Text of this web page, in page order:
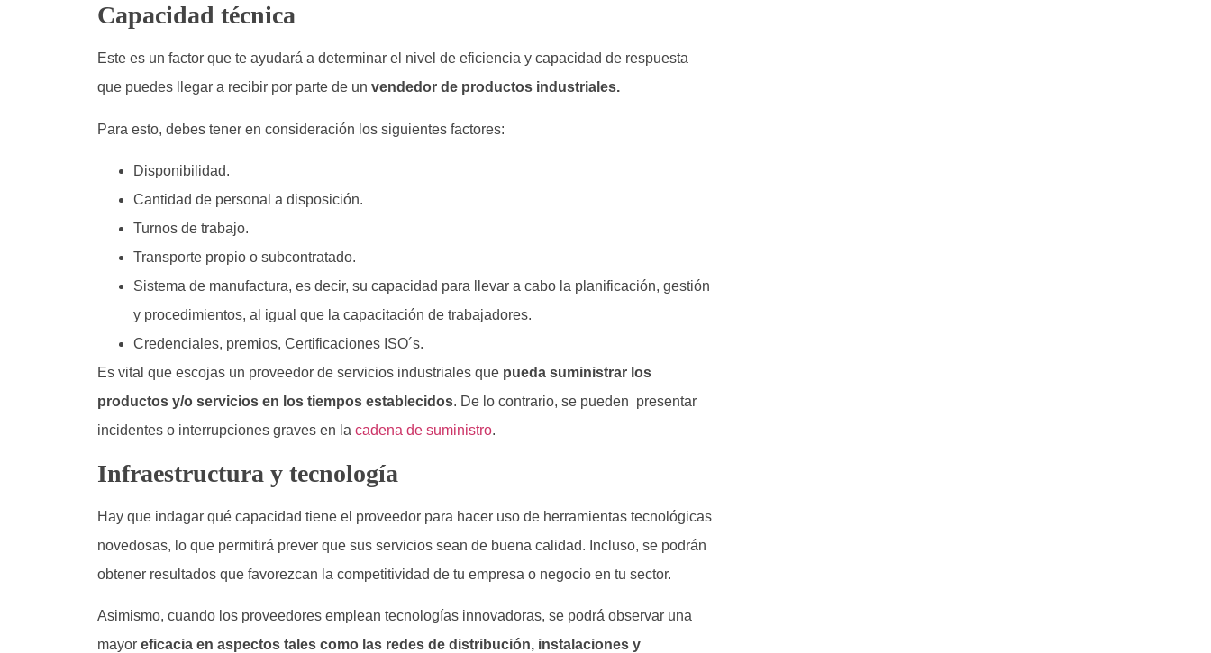
Capacidad técnica
Este es un factor que te ayudará a determinar el nivel de eficiencia y capacidad de respuesta
que puedes llegar a recibir por parte de un vendedor de productos industriales.
Para esto, debes tener en consideración los siguientes factores:
Disponibilidad.
Cantidad de personal a disposición.
Turnos de trabajo.
Transporte propio o subcontratado.
Sistema de manufactura, es decir, su capacidad para llevar a cabo la planificación, gestión
y procedimientos, al igual que la capacitación de trabajadores.
Credenciales, premios, Certificaciones ISO´s.
Es vital que escojas un proveedor de servicios industriales que pueda suministrar los
productos y/o servicios en los tiempos establecidos. De lo contrario, se pueden presentar
incidentes o interrupciones graves en la cadena de suministro.
Infraestructura y tecnología
Hay que indagar qué capacidad tiene el proveedor para hacer uso de herramientas tecnológicas
novedosas, lo que permitirá prever que sus servicios sean de buena calidad. Incluso, se podrán
obtener resultados que favorezcan la competitividad de tu empresa o negocio en tu sector.
Asimismo, cuando los proveedores emplean tecnologías innovadoras, se podrá observar una
mayor eficacia en aspectos tales como las redes de distribución, instalaciones y